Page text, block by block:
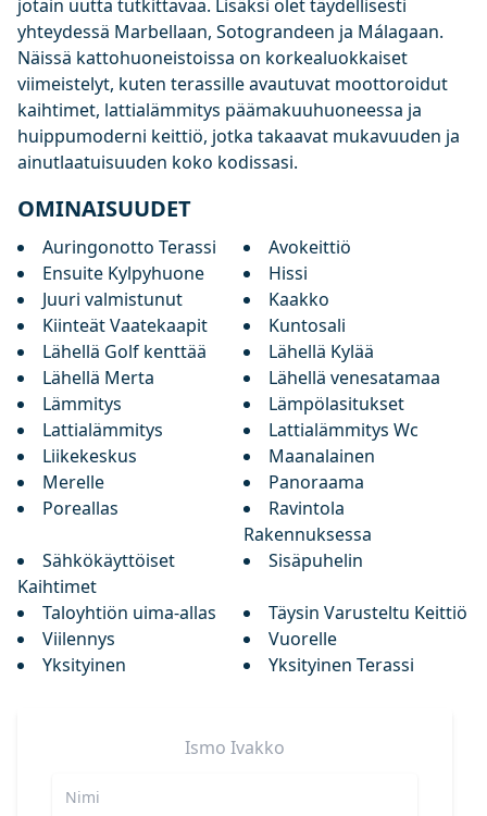
jotain uutta tutkittavaa. Lisäksi olet täydellisesti
yhteydessä Marbellaan, Sotograndeen ja Málagaan.
Näissä kattohuoneistoissa on korkealuokkaiset
viimeistelyt, kuten terassille avautuvat moottoroidut
kaihtimet, lattialämmitys päämakuuhuoneessa ja
huippumoderni keittiö, jotka takaavat mukavuuden ja
ainutlaatuisuuden koko kodissasi.
OMINAISUUDET
Auringonotto Terassi
Avokeittiö
Ensuite Kylpyhuone
Hissi
Juuri valmistunut
Kaakko
Kiinteät Vaatekaapit
Kuntosali
Lähellä Golf kenttää
Lähellä Kylää
Lähellä Merta
Lähellä venesatamaa
Lämmitys
Lämpölasitukset
Lattialämmitys
Lattialämmitys Wc
Liikekeskus
Maanalainen
Merelle
Panoraama
Poreallas
Ravintola
Rakennuksessa
Sähkökäyttöiset
Kaihtimet
Sisäpuhelin
Taloyhtiön uima-allas
Täysin Varusteltu Keittiö
Viilennys
Vuorelle
Yksityinen
Yksityinen Terassi
Ismo Ivakko